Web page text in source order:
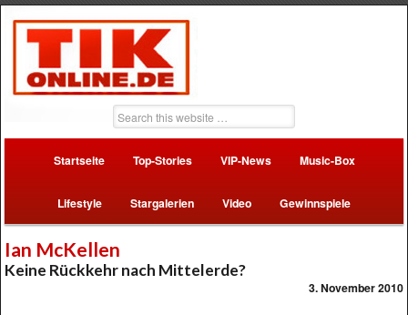
Startseite Top-Stories VIP-News Music-Box
Lifestyle Stargalerien Video Gewinnspiele
Ian McKellen
Keine Rückkehr nach Mittelerde?
3. November 2010